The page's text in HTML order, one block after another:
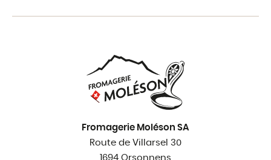
Fromagerie Moléson SA
Route de Villarsel 30
1694 Orsonnens